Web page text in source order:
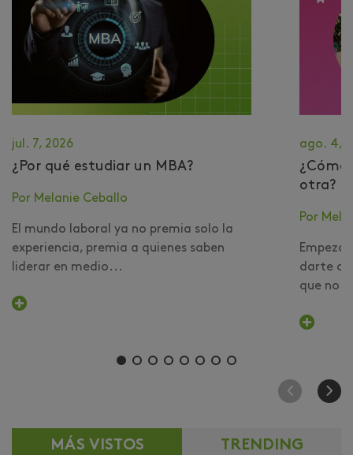
jul. 7, 2026
¿Por qué estudiar un MBA?
Por Melanie Ceballo
El mundo laboral ya no premia solo la
experiencia, premia a quienes saben
liderar en medio...
ago. 4,
​¿Cómo
otra?
Por
darte
que no
MÁS VISTOS TRENDING